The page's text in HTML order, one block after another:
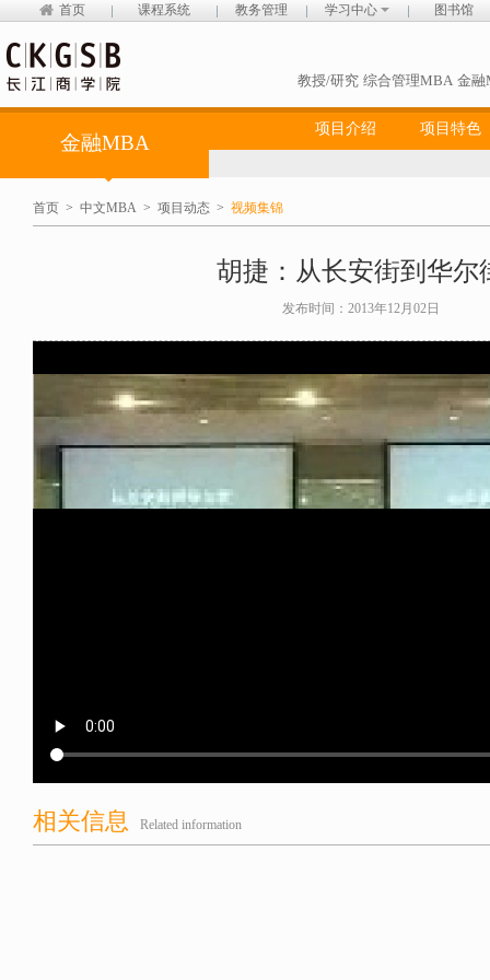
首页 课程系统 教务管理 学习中心 图书馆
教授/研究 综合管理MBA 金融
金融MBA
项目介绍 项目特色
首页 > 中文MBA > 项目动态 > 视频集锦
胡捷：从长安街到华尔
发布时间：2013年12月02日
相关信息 Related information